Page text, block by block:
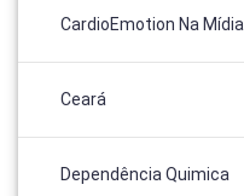
CardioEmotion Na Mídia
Ceará
Dependência Quimica